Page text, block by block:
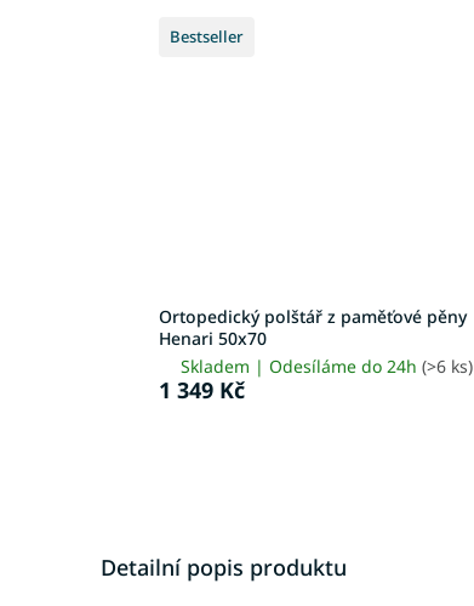
Bestseller
Ortopedický polštář z paměťové pěny
Henari 50x70
Skladem | Odesíláme do 24h (>6 ks)
1 349 Kč
Detailní popis produktu